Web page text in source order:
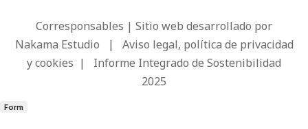
Corresponsables | Sitio web desarrollado por
Nakama Estudio | Aviso legal, política de privacidad
y cookies | Informe Integrado de Sostenibilidad
2025
Form